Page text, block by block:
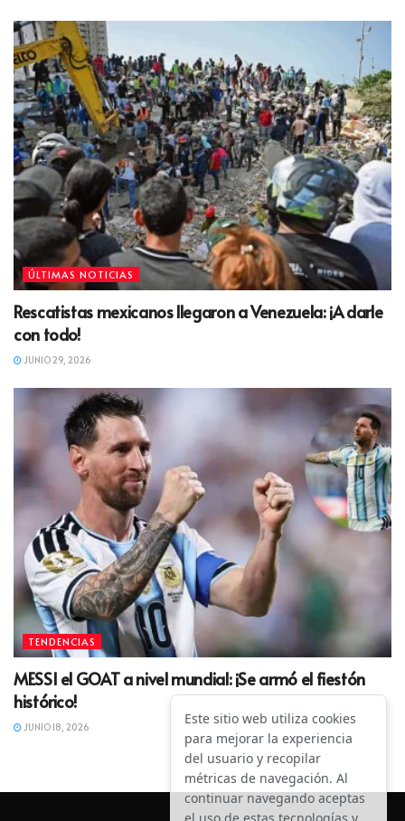
ÚLTIMAS NOTICIAS
Rescatistas mexicanos llegaron a Venezuela: ¡A darle
con todo!
JUNIO 29, 2026
TENDENCIAS
MESSI el GOAT a nivel mundial: ¡Se armó el fiestón
histórico!
JUNIO 18, 2026
Este sitio web utiliza cookies
para mejorar la experiencia
del usuario y recopilar
métricas de navegación. Al
continuar navegando aceptas
el uso de estas tecnologías y